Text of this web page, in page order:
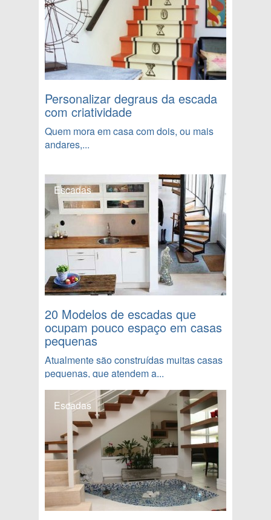
Personalizar degraus da escada
com criatividade
Quem mora em casa com dois, ou mais
andares,...
Escadas
20 Modelos de escadas que
ocupam pouco espaço em casas
pequenas
Atualmente são construídas muitas casas
pequenas, que atendem a...
Escadas